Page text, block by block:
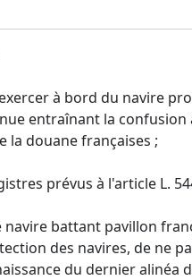
à bord du navire
entraînant la confusion
la douane françaises ;
prévus à l'article L.
battant pavillon
des navires, de ne
du dernier alinéa